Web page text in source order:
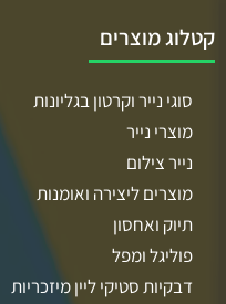
קטלוג מוצרים
סוגי נייר וקרטון בגליונות
מוצרי נייר
נייר צילום
מוצרים ליצירה ואומנות
תיוק ואחסון
פוליגל ומפל
דבקיות סטיקי ליין מיזכריות